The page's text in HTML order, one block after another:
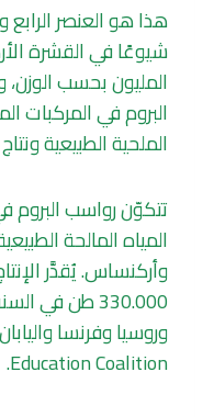
هذا هو العنصر الرابع
البروم في المركبات
الملحية الطبيعية
تتكوّن رواسب البروم
المياه المالحة
وأركنساس. يُقدَّر
330.000 طن
Education Coalition.